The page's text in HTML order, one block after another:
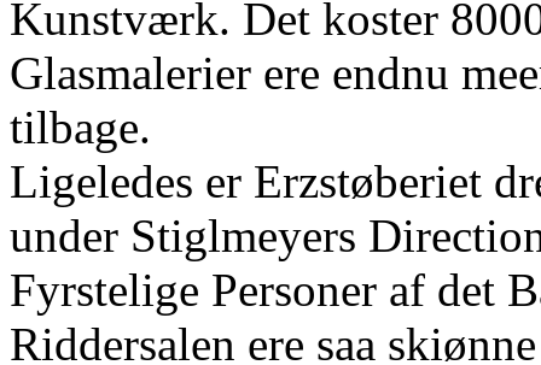
Kunstværk. Det koster
Glasmalerier ere endnu
tilbage.
Ligeledes er Erzstøberiet
under Stiglmeyers
Fyrstelige Personer af det
Riddersalen ere saa